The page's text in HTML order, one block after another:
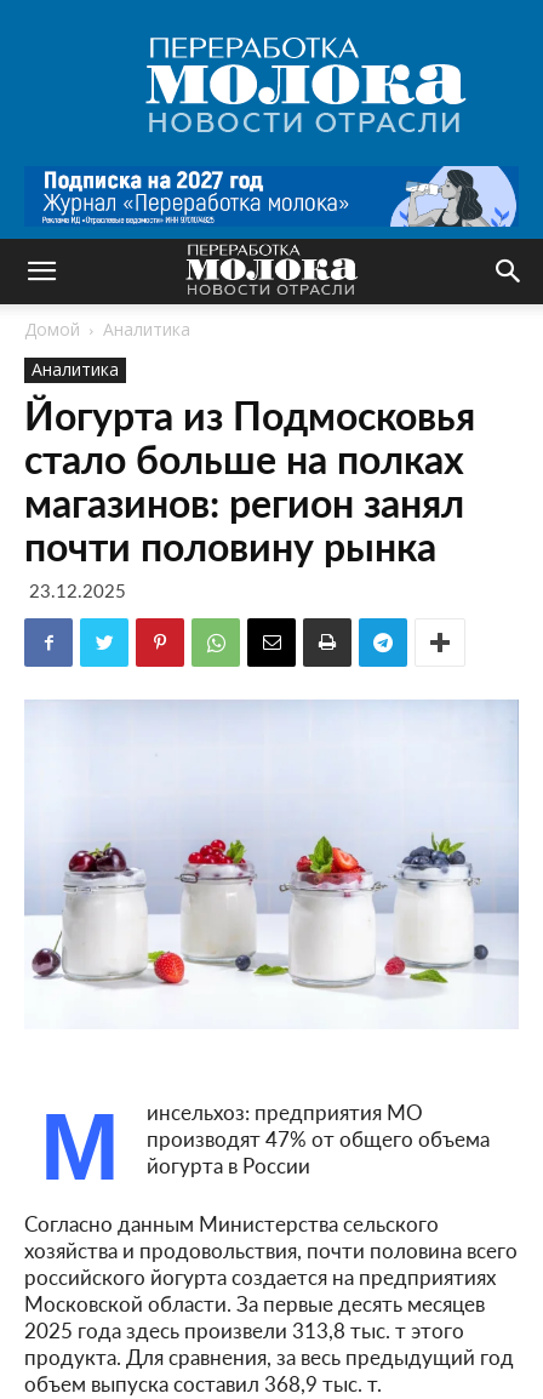
Переработка
молока
|
Новости
Домой
Аналитика
Аналитика
Йогурта из Подмосковья
стало больше на полках
магазинов: регион занял
почти половину рынка
23.12.2025
М
инсельхоз: предприятия МО
производят 47% от общего объема
йогурта в России
Согласно данным Министерства сельского
хозяйства и продовольствия, почти половина всего
российского йогурта создается на предприятиях
Московской области. За первые десять месяцев
2025 года здесь произвели 313,8 тыс. т этого
продукта. Для сравнения, за весь предыдущий год
объем выпуска составил 368,9 тыс. т.